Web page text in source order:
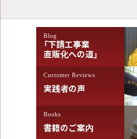
Blog
「下請工事業
直販化への道」
Customer Reviews
実践者の声
Books
書籍のご案内